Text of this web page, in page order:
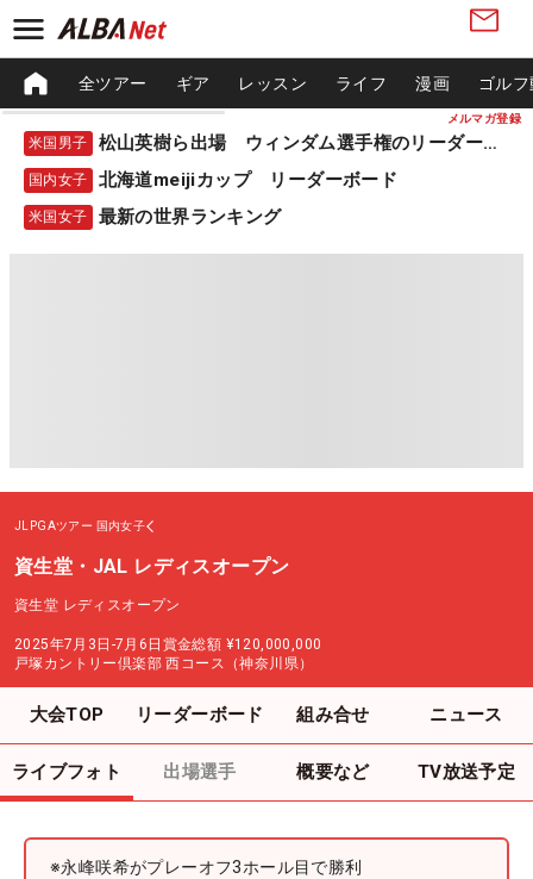
メルマガ登録
全ツアー ギア レッスン ライフ 漫画 ゴル
米国男子 松山英樹ら出場 ウィンダム選手権のリーダーボード
国内女子 北海道meijiカップ リーダーボード
米国女子 最新の世界ランキング
JLPGAツアー 国内女子
資生堂・JAL レディスオープン
資生堂 レディスオープン
2025年7月3日-7月6日 賞金総額 ¥120,000,000
戸塚カントリー倶楽部 西コース（神奈川県）
大会TOP リーダーボード 組み合せ ニュース
ライブフォト 出場選手 概要など TV放送予定
※永峰咲希がプレーオフ3ホール目で勝利